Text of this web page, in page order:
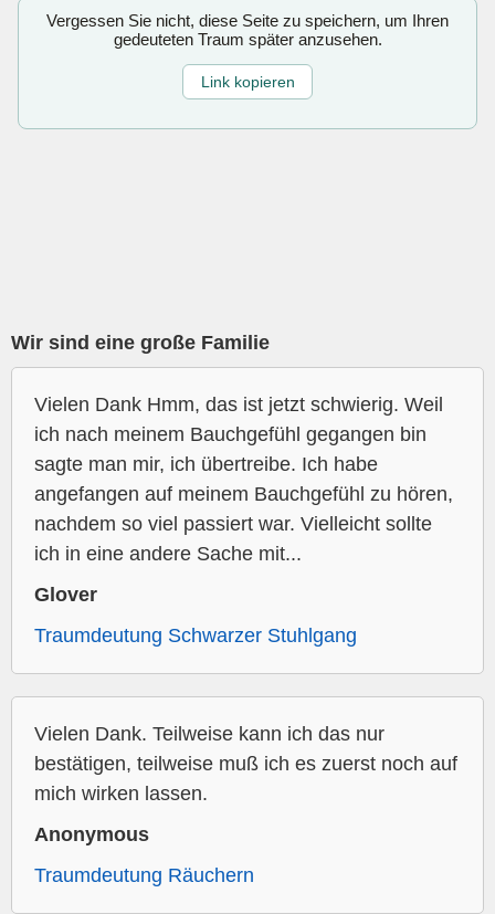
Vergessen Sie nicht, diese Seite zu speichern, um Ihren
gedeuteten Traum später anzusehen.
Link kopieren
Wir sind eine große Familie
Vielen Dank Hmm, das ist jetzt schwierig. Weil
ich nach meinem Bauchgefühl gegangen bin
sagte man mir, ich übertreibe. Ich habe
angefangen auf meinem Bauchgefühl zu hören,
nachdem so viel passiert war. Vielleicht sollte
ich in eine andere Sache mit...
Glover
Traumdeutung Schwarzer Stuhlgang
Vielen Dank. Teilweise kann ich das nur
bestätigen, teilweise muß ich es zuerst noch auf
mich wirken lassen.
Anonymous
Traumdeutung Räuchern